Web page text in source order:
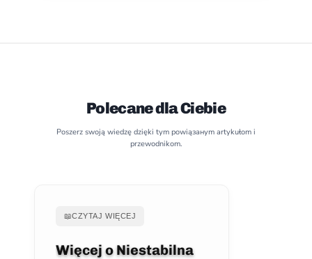
Polecane dla Ciebie
Poszerz swoją wiedzę dzięki tym powiąзанym artykułom i
przewodnikom.
📖CZYTAJ WIĘCEJ
Więcej o Niestabilna